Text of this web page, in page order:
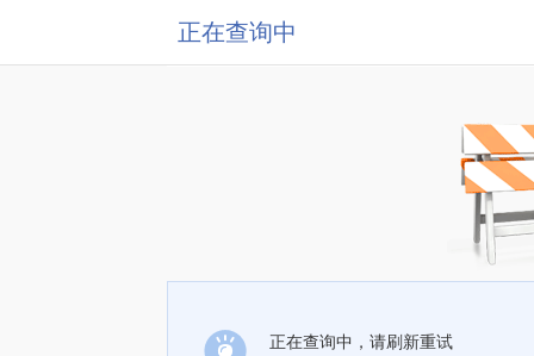
正在查询中
正在查询中，请刷新重试